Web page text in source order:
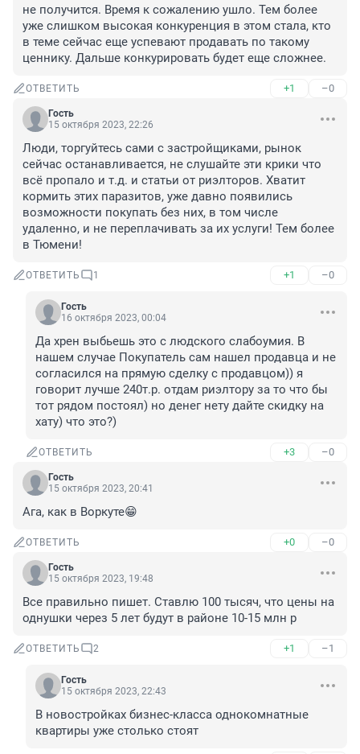
не получится. Время к сожалению ушло. Тем более
уже слишком высокая конкуренция в этом стала, кто
в теме сейчас еще успевают продавать по такому
ценнику. Дальше конкурировать будет еще сложнее.
ОТВЕТИТЬ +1 –0
Гость
15 октября 2023, 22:26
Люди, торгуйтесь сами с застройщиками, рынок
сейчас останавливается, не слушайте эти крики что
всё пропало и т.д. и статьи от риэлторов. Хватит
кормить этих паразитов, уже давно появились
возможности покупать без них, в том числе
удаленно, и не переплачивать за их услуги! Тем более
в Тюмени!
ОТВЕТИТЬ 1 +1 –0
Гость
16 октября 2023, 00:04
Да хрен выбьешь это с людского слабоумия. В
нашем случае Покупатель сам нашел продавца и не
согласился на прямую сделку с продавцом)) я
говорит лучше 240т.р. отдам риэлтору за то что бы
тот рядом постоял) но денег нету дайте скидку на
хату) что это?)
ОТВЕТИТЬ +3 –0
Гость
15 октября 2023, 20:41
Ага, как в Воркуте😁
ОТВЕТИТЬ +0 –0
Гость
15 октября 2023, 19:48
Все правильно пишет. Ставлю 100 тысяч, что цены на
однушки через 5 лет будут в районе 10-15 млн р
ОТВЕТИТЬ 2 +1 –1
Гость
15 октября 2023, 22:43
В новостройках бизнес-класса однокомнатные
квартиры уже столько стоят